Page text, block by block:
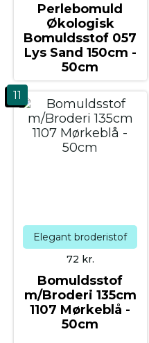
Perlebomuld
Økologisk
Bomuldsstof 057
Lys Sand 150cm -
50cm
11
Elegant broderistof
Bomuldsstof
m/Broderi 135cm
1107 Mørkeblå -
50cm
72 kr.